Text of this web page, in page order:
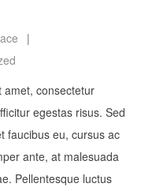
amet, consectetur
egestas risus. Sed
faucibus eu, cursus ac
ante, at malesuada
Pellentesque luctus